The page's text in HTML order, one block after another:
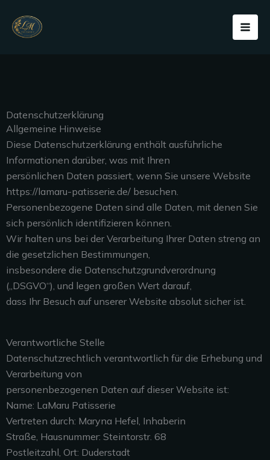
Inhalt
springen
Datenschutzerklärung
Allgemeine Hinweise
Diese Datenschutzerklärung enthält ausführliche
Informationen darüber, was mit Ihren
persönlichen Daten passiert, wenn Sie unsere Website
https://lamaru-patisserie.de/ besuchen.
Personenbezogene Daten sind alle Daten, mit denen Sie
sich persönlich identifizieren können.
Wir halten uns bei der Verarbeitung Ihrer Daten streng an
die gesetzlichen Bestimmungen,
insbesondere die Datenschutzgrundverordnung
(„DSGVO“), und legen großen Wert darauf,
dass Ihr Besuch auf unserer Website absolut sicher ist.
Verantwortliche Stelle
Datenschutzrechtlich verantwortlich für die Erhebung und
Verarbeitung von
personenbezogenen Daten auf dieser Website ist:
Name: LaMaru Patisserie
Vertreten durch: Maryna Hefel, Inhaberin
Straße, Hausnummer: Steintorstr. 68
Postleitzahl, Ort: Duderstadt